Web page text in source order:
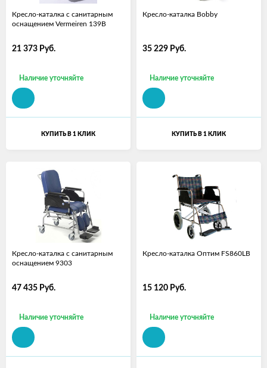
Кресло-каталка с санитарным
оснащением Vermeiren 139B
21 373 Руб.
Наличие уточняйте
КУПИТЬ В 1 КЛИК
Кресло-каталка Bobby
35 229 Руб.
Наличие уточняйте
КУПИТЬ В 1 КЛИК
Кресло-каталка с санитарным
оснащением 9303
47 435 Руб.
Наличие уточняйте
Кресло-каталка Оптим FS860LB
15 120 Руб.
Наличие уточняйте